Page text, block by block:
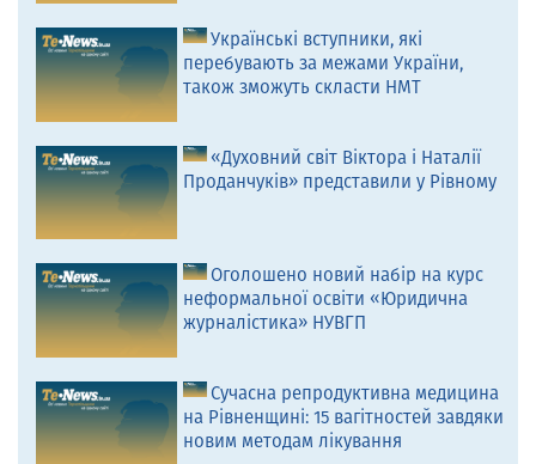
Українські вступники, які
перебувають за межами України,
також зможуть скласти НМТ
«Духовний світ Віктора і Наталії
Проданчуків» представили у Рівному
Оголошено новий набір на курс
неформальної освіти «Юридична
журналістика» НУВГП
Сучасна репродуктивна медицина
на Рівненщині: 15 вагітностей завдяки
новим методам лікування